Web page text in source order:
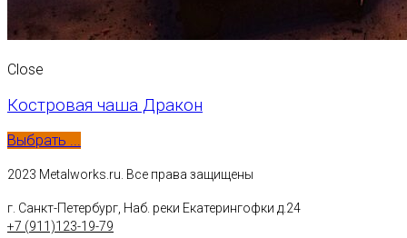
Close
Костровая чаша Дракон
Выбрать ...
2023 Metalworks.ru. Все права защищены
г. Санкт-Петербург, Наб. реки Екатерингофки д.24
+7 (911)123-19-79